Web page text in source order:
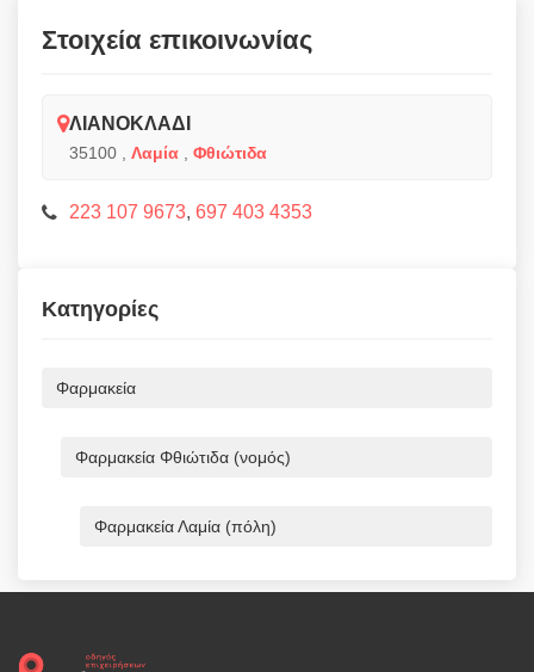
Στοιχεία επικοινωνίας
ΛΙΑΝΟΚΛΑΔΙ
35100 Λαμία Φθιώτιδα
223 107 9673, 697 403 4353
Κατηγορίες
Φαρμακεία
Φαρμακεία Φθιώτιδα (νομός)
Φαρμακεία Λαμία (πόλη)